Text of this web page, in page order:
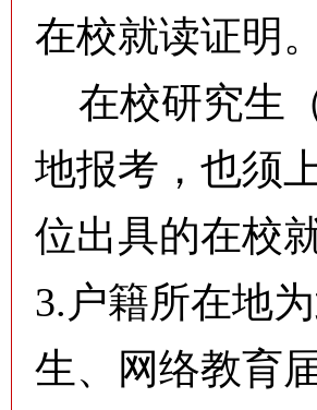
在校就读证明。
在校研究生
地报考，也须
位出具的在校
3.户籍所在地
生、网络教育